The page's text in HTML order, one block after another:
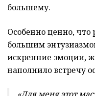
большему.
Особенно ценно, что
большим
искренние эмоции,
наполнило встречу
«Для меня этот